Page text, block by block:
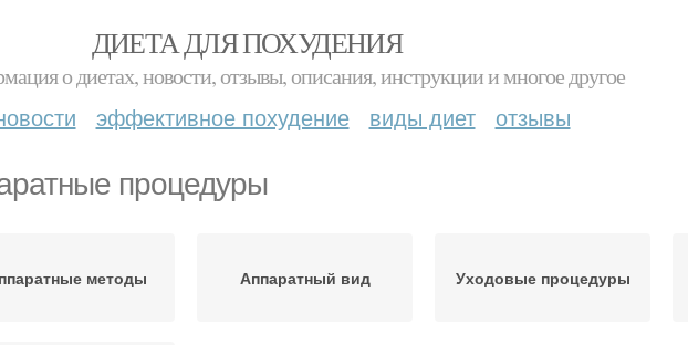
ДИЕТА ДЛЯ ПОХУДЕНИЯ
о диетах, новости, отзывы, описания, инструкции и многое другое
эффективное похудение виды диет отзывы
процедуры
методы Аппаратный вид Уходовые процедуры